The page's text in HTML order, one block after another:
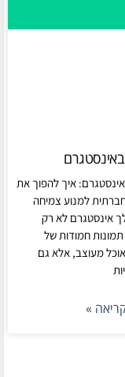
איך להפוך את
למנוע צמיחה
אינסטגרם לא רק
חמודות של
מעוצב, אלא גם
»